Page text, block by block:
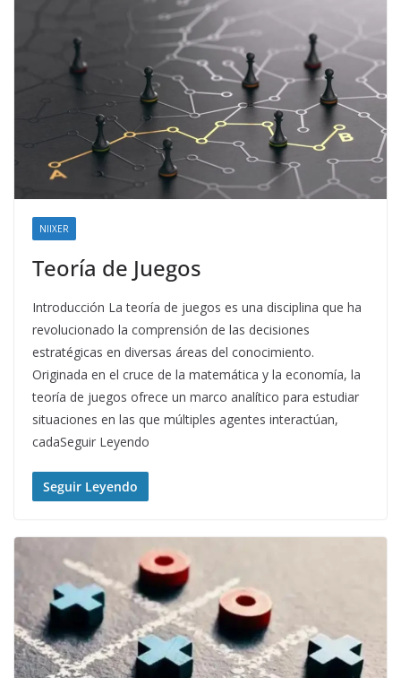
NIIXER
Teoría de Juegos
Introducción La teoría de juegos es una disciplina que ha
revolucionado la comprensión de las decisiones
estratégicas en diversas áreas del conocimiento.
Originada en el cruce de la matemática y la economía, la
teoría de juegos ofrece un marco analítico para estudiar
situaciones en las que múltiples agentes interactúan,
cadaSeguir Leyendo
Seguir Leyendo